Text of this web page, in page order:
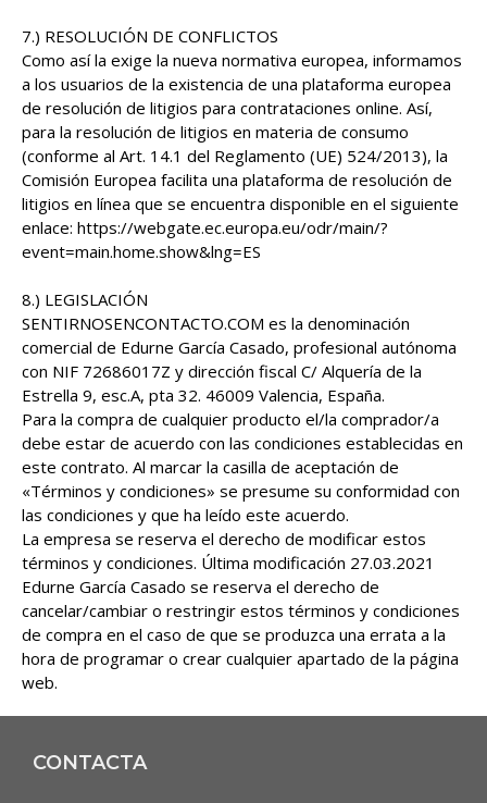
7.) RESOLUCIÓN DE CONFLICTOS
Como así la exige la nueva normativa europea, informamos
a los usuarios de la existencia de una plataforma europea
de resolución de litigios para contrataciones online. Así,
para la resolución de litigios en materia de consumo
(conforme al Art. 14.1 del Reglamento (UE) 524/2013), la
Comisión Europea facilita una plataforma de resolución de
litigios en línea que se encuentra disponible en el siguiente
enlace: https://webgate.ec.europa.eu/odr/main/?
event=main.home.show&lng=ES
8.) LEGISLACIÓN
SENTIRNOSENCONTACTO.COM es la denominación
comercial de Edurne García Casado, profesional autónoma
con NIF 72686017Z y dirección fiscal C/ Alquería de la
Estrella 9, esc.A, pta 32. 46009 Valencia, España.
Para la compra de cualquier producto el/la comprador/a
debe estar de acuerdo con las condiciones establecidas en
este contrato. Al marcar la casilla de aceptación de
«Términos y condiciones» se presume su conformidad con
las condiciones y que ha leído este acuerdo.
La empresa se reserva el derecho de modificar estos
términos y condiciones. Última modificación 27.03.2021
Edurne García Casado se reserva el derecho de
cancelar/cambiar o restringir estos términos y condiciones
de compra en el caso de que se produzca una errata a la
hora de programar o crear cualquier apartado de la página
web.
CONTACTA